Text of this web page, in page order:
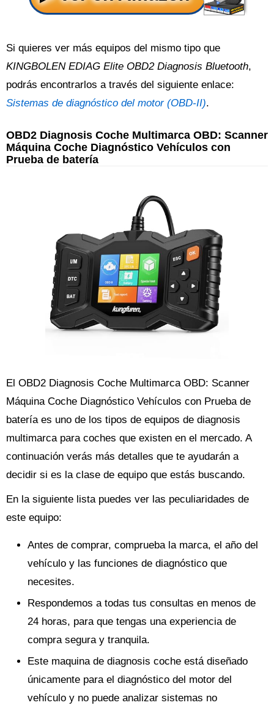
Si quieres ver más equipos del mismo tipo que
KINGBOLEN EDIAG Elite OBD2 Diagnosis Bluetooth,
podrás encontrarlos a través del siguiente enlace:
Sistemas de diagnóstico del motor (OBD-II).
OBD2 Diagnosis Coche Multimarca OBD: Scanner
Máquina Coche Diagnóstico Vehículos con
Prueba de batería
El OBD2 Diagnosis Coche Multimarca OBD: Scanner
Máquina Coche Diagnóstico Vehículos con Prueba de
batería es uno de los tipos de equipos de diagnosis
multimarca para coches que existen en el mercado. A
continuación verás más detalles que te ayudarán a
decidir si es la clase de equipo que estás buscando.
En la siguiente lista puedes ver las peculiaridades de
este equipo:
Antes de comprar, comprueba la marca, el año del
vehículo y las funciones de diagnóstico que
necesites.
Respondemos a todas tus consultas en menos de
24 horas, para que tengas una experiencia de
compra segura y tranquila.
Este maquina de diagnosis coche está diseñado
únicamente para el diagnóstico del motor del
vehículo y no puede analizar sistemas no